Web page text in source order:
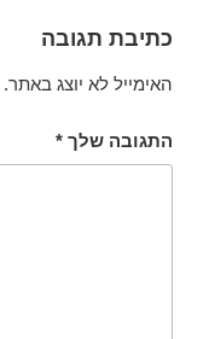
כתיבת תגובה
האימייל לא יוצג באתר.
התגובה שלך *